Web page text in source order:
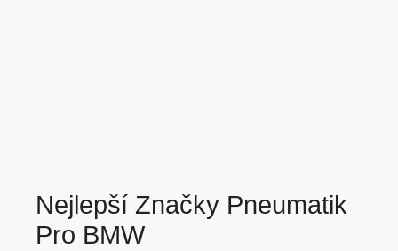
Nejlepší Značky Pneumatik
Pro BMW